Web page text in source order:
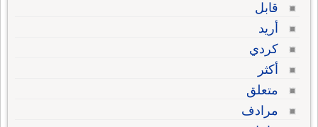
قابل
أريد
كردي
أكثر
متعلق
مرادف